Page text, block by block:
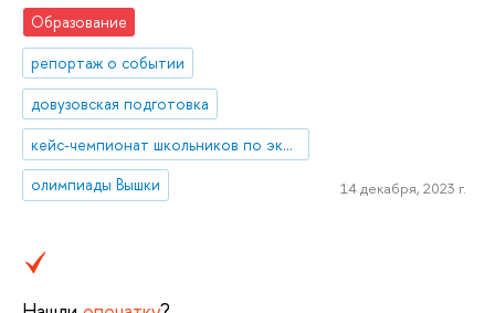
Образование
репортаж о событии
довузовская подготовка
кейс-чемпионат школьников по экономике и предпринимательству
олимпиады Вышки
14 декабря, 2023 г.